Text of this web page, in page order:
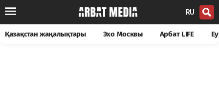
RU
Қазақстан жаңалықтары Эхо Москвы Арбат LIFE